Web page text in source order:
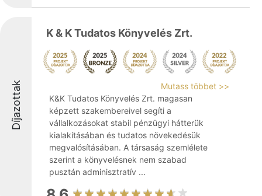
Díjazottak
K & K Tudatos Könyvelés Zrt.
Mutass többet >>
K&K Tudatos Könyvelés Zrt. magasan
képzett szakembereivel segíti a
vállalkozásokat stabil pénzügyi hátterük
kialakításában és tudatos növekedésük
megvalósításában. A társaság szemlélete
szerint a könyvelésnek nem szabad
pusztán adminisztratív ...